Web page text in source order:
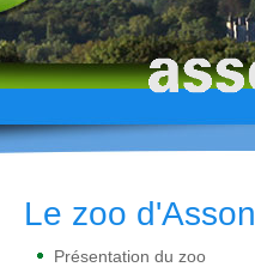
HISTOIRE
Le zoo d'Asson
Présentation du zoo